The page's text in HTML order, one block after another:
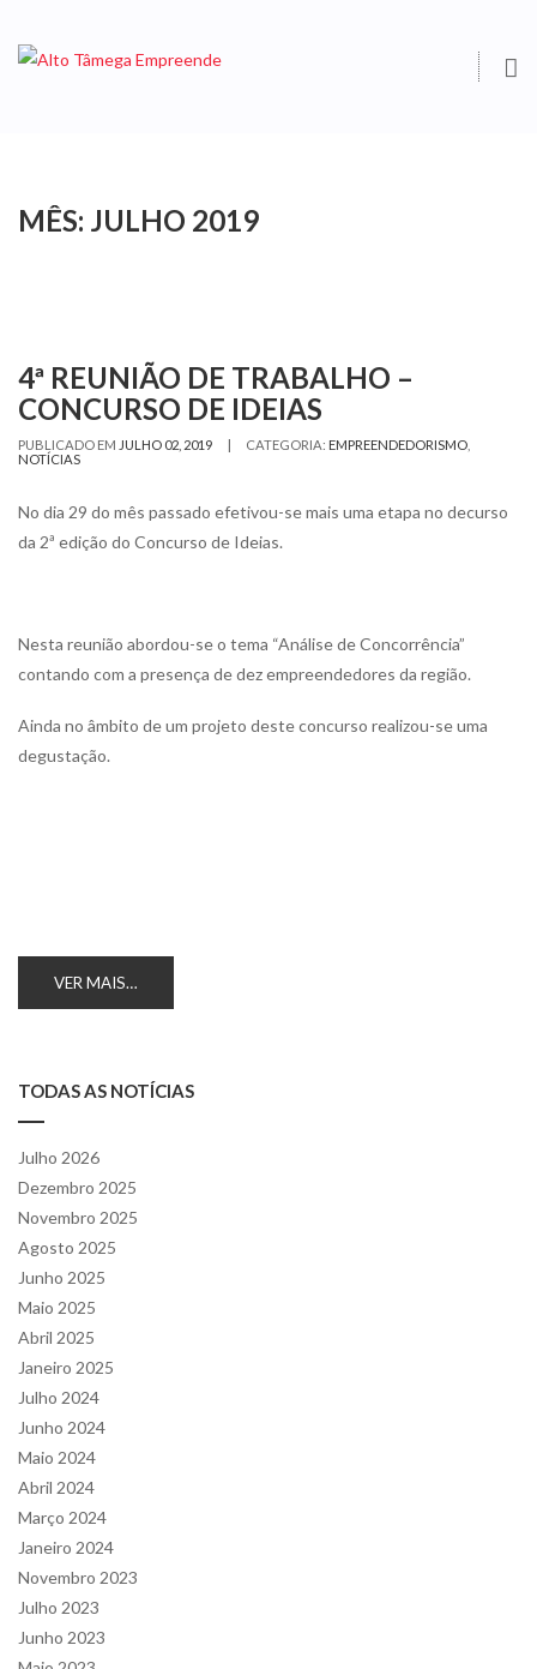
MÊS: JULHO 2019
4ª REUNIÃO DE TRABALHO –
CONCURSO DE IDEIAS
PUBLICADO EM JULHO 02, 2019 | CATEGORIA: EMPREENDEDORISMO
NOTÍCIAS
No dia 29 do mês passado efetivou-se mais uma etapa no decurso
da 2ª edição do Concurso de Ideias.
Nesta reunião abordou-se o tema “Análise de Concorrência”
contando com a presença de dez empreendedores da região.
Ainda no âmbito de um projeto deste concurso realizou-se uma
degustação.
VER MAIS…
TODAS AS NOTÍCIAS
Julho 2026
Dezembro 2025
Novembro 2025
Agosto 2025
Junho 2025
Maio 2025
Abril 2025
Janeiro 2025
Julho 2024
Junho 2024
Maio 2024
Abril 2024
Março 2024
Janeiro 2024
Novembro 2023
Julho 2023
Junho 2023